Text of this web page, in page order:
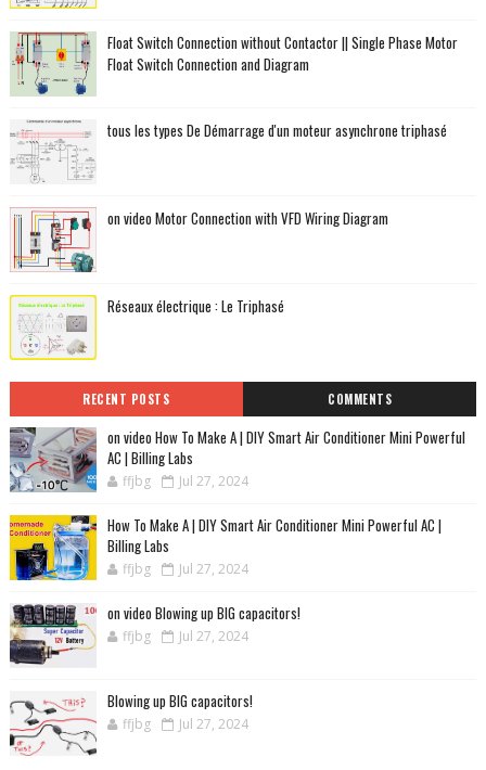
Float Switch Connection without Contactor || Single Phase Motor
Float Switch Connection and Diagram
tous les types De Démarrage d'un moteur asynchrone triphasé
on video Motor Connection with VFD Wiring Diagram
Réseaux électrique : Le Triphasé
RECENT POSTS COMMENTS
on video How To Make A | DIY Smart Air Conditioner Mini Powerful
AC | Billing Labs
ffjbg Jul 27, 2024
How To Make A | DIY Smart Air Conditioner Mini Powerful AC |
Billing Labs
ffjbg Jul 27, 2024
on video Blowing up BIG capacitors!
ffjbg Jul 27, 2024
Blowing up BIG capacitors!
ffjbg Jul 27, 2024